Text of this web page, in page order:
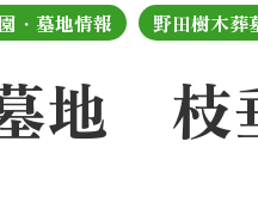
・墓地情報 野田樹木葬
地 枝